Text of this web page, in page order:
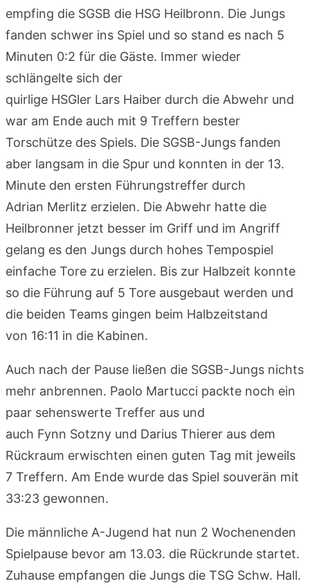
empfing die SGSB die HSG Heilbronn. Die Jungs
fanden schwer ins Spiel und so stand es nach 5
Minuten 0:2 für die Gäste. Immer wieder
schlängelte sich der
quirlige HSGler Lars Haiber durch die Abwehr und
war am Ende auch mit 9 Treffern bester
Torschütze des Spiels. Die SGSB-Jungs fanden
aber langsam in die Spur und konnten in der 13.
Minute den ersten Führungstreffer durch
Adrian Merlitz erzielen. Die Abwehr hatte die
Heilbronner jetzt besser im Griff und im Angriff
gelang es den Jungs durch hohes Tempospiel
einfache Tore zu erzielen. Bis zur Halbzeit konnte
so die Führung auf 5 Tore ausgebaut werden und
die beiden Teams gingen beim Halbzeitstand
von 16:11 in die Kabinen.
Auch nach der Pause ließen die SGSB-Jungs nichts
mehr anbrennen. Paolo Martucci packte noch ein
paar sehenswerte Treffer aus und
auch Fynn Sotzny und Darius Thierer aus dem
Rückraum erwischten einen guten Tag mit jeweils
7 Treffern. Am Ende wurde das Spiel souverän mit
33:23 gewonnen.
Die männliche A-Jugend hat nun 2 Wochenenden
Spielpause bevor am 13.03. die Rückrunde startet.
Zuhause empfangen die Jungs die TSG Schw. Hall.